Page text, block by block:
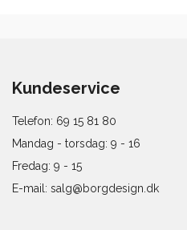
Kundeservice
Telefon: 69 15 81 80
Mandag - torsdag: 9 - 16
Fredag: 9 - 15
E-mail: salg@borgdesign.dk